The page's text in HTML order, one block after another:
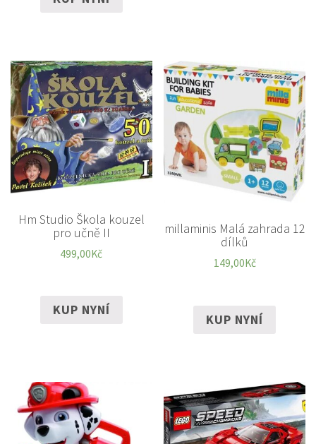
Hm Studio Škola kouzel
pro učně II
499,00Kč
KUP NYNÍ
millaminis Malá zahrada 12
dílků
149,00Kč
KUP NYNÍ